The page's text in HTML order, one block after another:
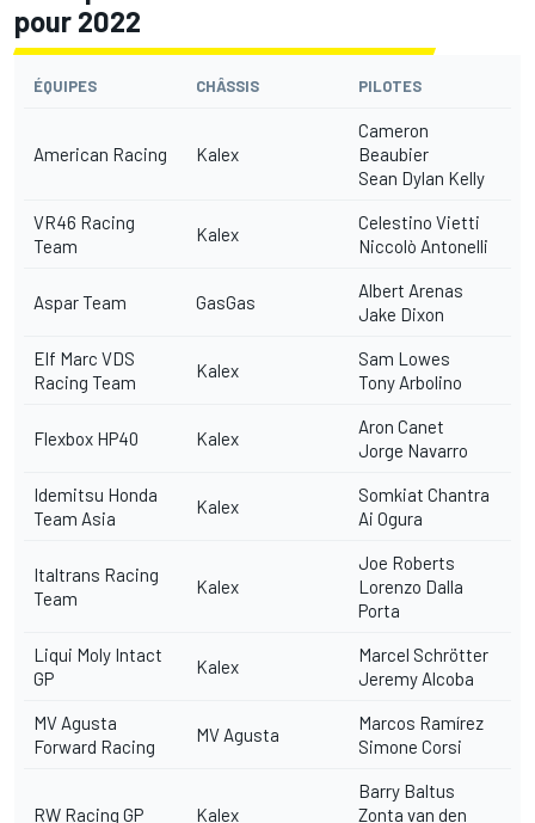
pour 2022
ÉQUIPES CHÂSSIS PILOTES
American Racing Kalex
Cameron
Beaubier
Sean Dylan Kelly
VR46 Racing
Team
Kalex
Celestino Vietti
Niccolò Antonelli
Aspar Team GasGas
Albert Arenas
Jake Dixon
Elf Marc VDS
Racing Team
Kalex
Sam Lowes
Tony Arbolino
Flexbox HP40 Kalex
Aron Canet
Jorge Navarro
Idemitsu Honda
Team Asia
Kalex
Somkiat Chantra
Ai Ogura
Italtrans Racing
Team
Kalex
Joe Roberts
Lorenzo Dalla
Porta
Liqui Moly Intact
GP
Kalex
Marcel Schrötter
Jeremy Alcoba
MV Agusta
Forward Racing
MV Agusta
Marcos Ramírez
Simone Corsi
RW Racing GP Kalex
Barry Baltus
Zonta van den